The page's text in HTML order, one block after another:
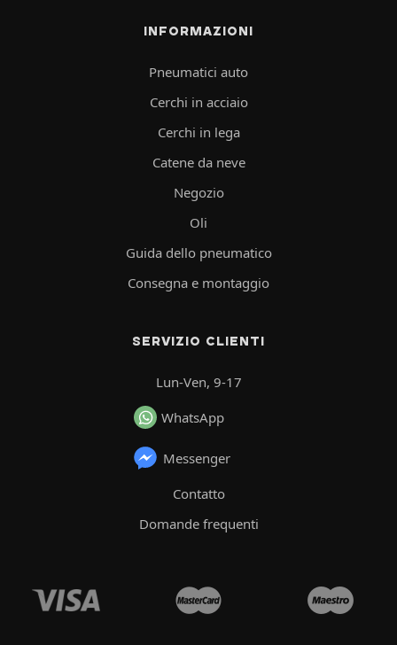
INFORMAZIONI
Pneumatici auto
Cerchi in acciaio
Cerchi in lega
Catene da neve
Negozio
Oli
Guida dello pneumatico
Consegna e montaggio
SERVIZIO CLIENTI
Lun-Ven, 9-17
WhatsApp
Messenger
Contatto
Domande frequenti